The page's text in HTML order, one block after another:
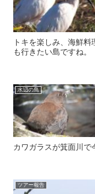
トキを楽しみ、海鮮
も行きたい島ですね。
水辺の鳥
カワガラスが箕面川で
ツアー報告